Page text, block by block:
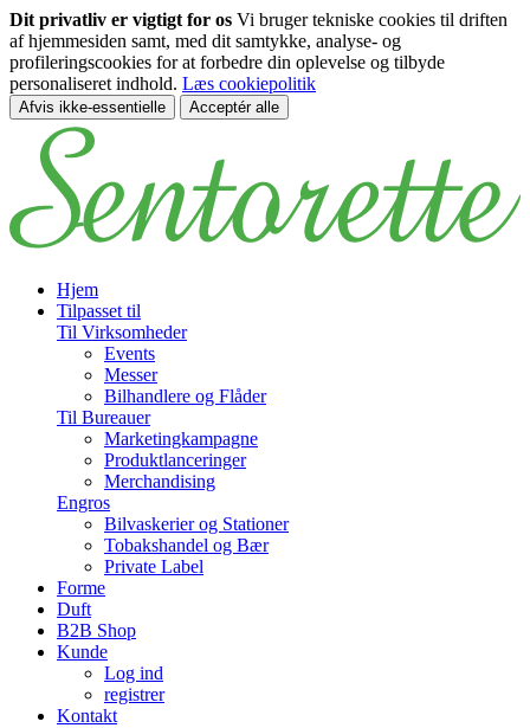
Dit privatliv er vigtigt for os Vi bruger tekniske cookies til driften
af hjemmesiden samt, med dit samtykke, analyse- og
profileringscookies for at forbedre din oplevelse og tilbyde
personaliseret indhold. Læs cookiepolitik
Afvis ikke-essentielle Acceptér alle
Spring til hovedindhold
Hjem
Tilpasset til
Til Virksomheder
Events
Messer
Bilhandlere og Flåder
Til Bureauer
Marketingkampagne
Produktlanceringer
Merchandising
Engros
Bilvaskerier og Stationer
Tobakshandel og Bær
Private Label
Forme
Duft
B2B Shop
Kunde
Log ind
registrer
Kontakt